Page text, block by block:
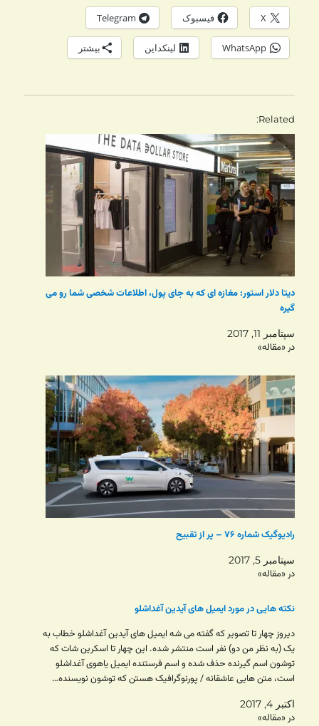
X فیسبوک Telegram
WhatsApp لینکداین بیشتر
Related
دیتا دلار استور: مغازه ای که به جای پول، اطلاعات شخصی شما رو می
گیره
سپتامبر 11, 2017
در «مقاله»
رادیوگیک شماره ۷۶ – پر از تقبیح
سپتامبر 5, 2017
در «مقاله»
نکته هایی در مورد ایمیل های آیدین آغداشلو
دیروز چهار تا تصویر که گفته می شه ایمیل های آیدین آغداشلو خطاب به
یک (به نظر من دو) نفر است منتشر شده. این چهار تا اسکرین شات که
توشون اسم گیرنده حذف شده و اسم فرستنده ایمیل یاهوی آغداشلو
است، متن هایی عاشقانه / پورنوگرافیک هستن که توشون نویسنده…
اکتبر 4, 2017
در «مقاله»